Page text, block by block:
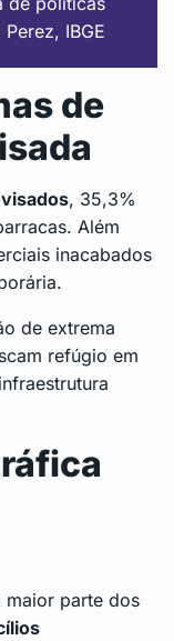
IBGE
de
, 35,3%
Além
inacabados
de extrema
refúgio em
maior parte dos